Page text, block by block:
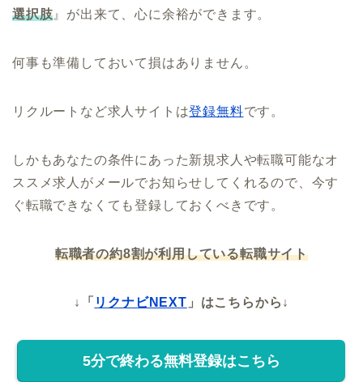
選択肢 』が出来て、心に余裕ができます。
何事も準備しておいて損はありません。
リクルートなど求人サイトは登録無料です。
しかもあなたの条件にあった新規求人や転職可能なオ
ススメ求人がメールでお知らせしてくれるので、今す
ぐ転職できなくても登録しておくべきです。
転職者の約8割が利用している転職サイト
↓「 リクナビNEXT 」はこちらから↓
5分で終わる無料登録はこちら